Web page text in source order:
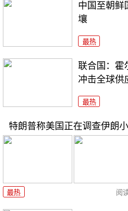
中国至朝鲜
壤
最热
联合国：霍
冲击全球供
最热
特朗普称美国正在调查伊朗
最热 阅